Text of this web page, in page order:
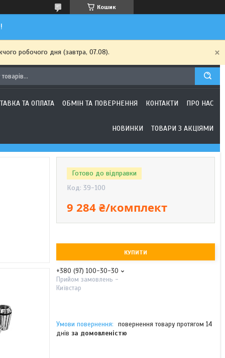
Кошик
робочого дня (завтра, 07.08).
ТА ОПЛАТА ОБМІН ТА ПОВЕРНЕННЯ КОНТАКТИ ПРО НАС
НОВИНКИ ТОВАРИ З АКЦІЯМИ
Готово до відправки
Код: 39-100
9 284 ₴/комплект
КУПИТИ
+380 (97) 100-30-30
Прийом замовлень -
Київстар
повернення товару протягом 14
днів за домовленістю